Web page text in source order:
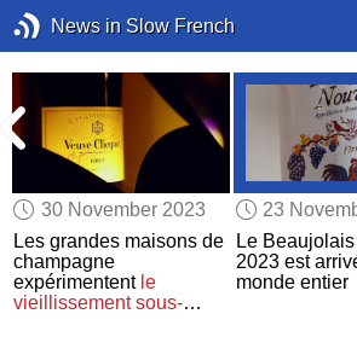
News in Slow French
30 November 2023
Les grandes maisons de
champagne
expérimentent le
vieillissement sous-
23
Le
2023 est
monde entier